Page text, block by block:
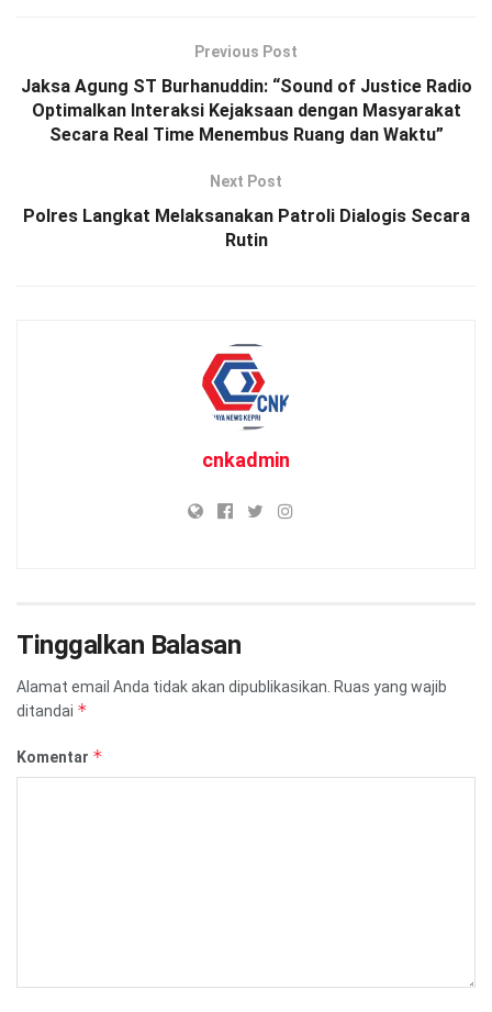
Previous Post
Jaksa Agung ST Burhanuddin: “Sound of Justice Radio
Optimalkan Interaksi Kejaksaan dengan Masyarakat
Secara Real Time Menembus Ruang dan Waktu”
Next Post
Polres Langkat Melaksanakan Patroli Dialogis Secara
Rutin
cnkadmin
Tinggalkan Balasan
Alamat email Anda tidak akan dipublikasikan. Ruas yang wajib
ditandai *
Komentar *